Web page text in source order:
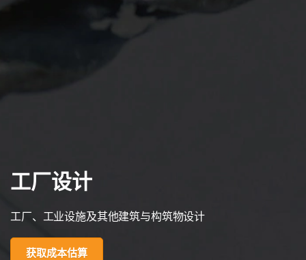
工厂设计
工厂、工业设施及其他建筑与构筑物设计
获取成本估算